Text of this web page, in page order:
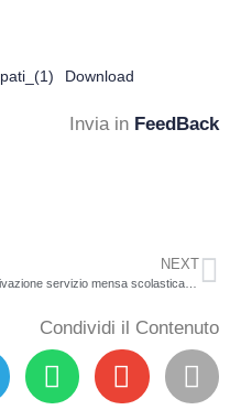
Download
Invia in FeedBack
NEXT
Attivazione servizio mensa scolastica sezioni a tempo prolungato scuola secondaria di primo grado di San Giorgio Morgeto – a.s. 2025/2026
Condividi il Contenuto